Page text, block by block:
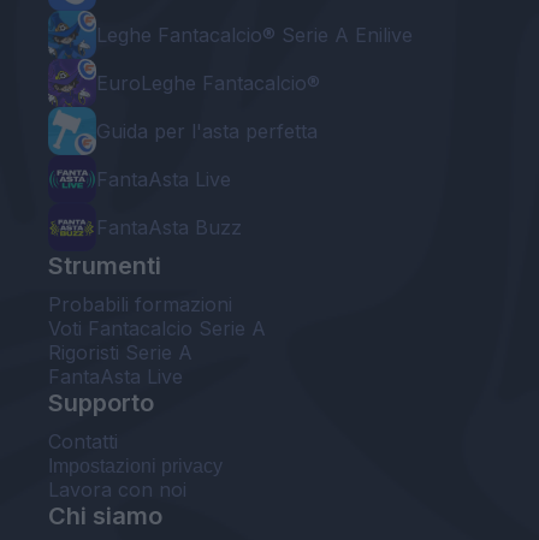
Leghe Fantacalcio® Serie A Enilive
EuroLeghe Fantacalcio®
Guida per l'asta perfetta
FantaAsta Live
FantaAsta Buzz
Strumenti
Probabili formazioni
Voti Fantacalcio Serie A
Rigoristi Serie A
FantaAsta Live
Supporto
Contatti
Impostazioni privacy
Lavora con noi
Chi siamo